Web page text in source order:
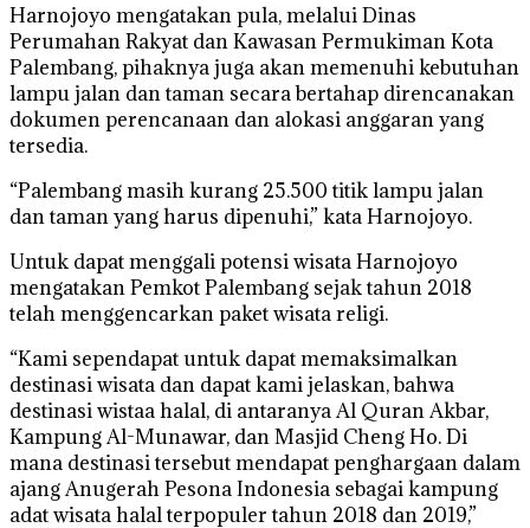
Harnojoyo mengatakan pula, melalui Dinas
Perumahan Rakyat dan Kawasan Permukiman Kota
Palembang, pihaknya juga akan memenuhi kebutuhan
lampu jalan dan taman secara bertahap direncanakan
dokumen perencanaan dan alokasi anggaran yang
tersedia.
“Palembang masih kurang 25.500 titik lampu jalan
dan taman yang harus dipenuhi,” kata Harnojoyo.
Untuk dapat menggali potensi wisata Harnojoyo
mengatakan Pemkot Palembang sejak tahun 2018
telah menggencarkan paket wisata religi.
“Kami sependapat untuk dapat memaksimalkan
destinasi wisata dan dapat kami jelaskan, bahwa
destinasi wistaa halal, di antaranya Al Quran Akbar,
Kampung Al-Munawar, dan Masjid Cheng Ho. Di
mana destinasi tersebut mendapat penghargaan dalam
ajang Anugerah Pesona Indonesia sebagai kampung
adat wisata halal terpopuler tahun 2018 dan 2019,”